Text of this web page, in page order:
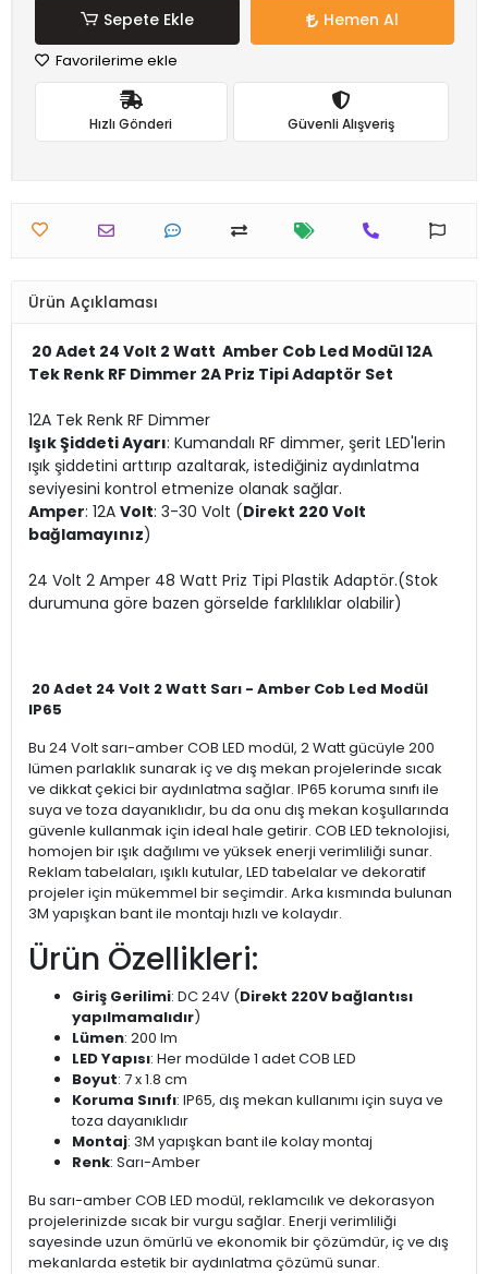
Sepete Ekle Hemen Al
Favorilerime ekle
Hızlı Gönderi Güvenli Alışveriş
Ürün Açıklaması
20 Adet 24 Volt 2 Watt Amber Cob Led Modül 12A
Tek Renk RF Dimmer 2A Priz Tipi Adaptör Set
12A Tek Renk RF Dimmer
Işık Şiddeti Ayarı: Kumandalı RF dimmer, şerit LED'lerin
ışık şiddetini arttırıp azaltarak, istediğiniz aydınlatma
seviyesini kontrol etmenize olanak sağlar.
Amper: 12A Volt: 3-30 Volt (Direkt 220 Volt
bağlamayınız)
24 Volt 2 Amper 48 Watt Priz Tipi Plastik Adaptör.(Stok
durumuna göre bazen görselde farklılıklar olabilir)
20 Adet 24 Volt 2 Watt Sarı - Amber Cob Led Modül
IP65
Bu 24 Volt sarı-amber COB LED modül, 2 Watt gücüyle 200
lümen parlaklık sunarak iç ve dış mekan projelerinde sıcak
ve dikkat çekici bir aydınlatma sağlar. IP65 koruma sınıfı ile
suya ve toza dayanıklıdır, bu da onu dış mekan koşullarında
güvenle kullanmak için ideal hale getirir. COB LED teknolojisi,
homojen bir ışık dağılımı ve yüksek enerji verimliliği sunar.
Reklam tabelaları, ışıklı kutular, LED tabelalar ve dekoratif
projeler için mükemmel bir seçimdir. Arka kısmında bulunan
3M yapışkan bant ile montajı hızlı ve kolaydır.
Ürün Özellikleri:
Giriş Gerilimi: DC 24V (Direkt 220V bağlantısı
yapılmamalıdır)
Lümen: 200 lm
LED Yapısı: Her modülde 1 adet COB LED
Boyut: 7 x 1.8 cm
Koruma Sınıfı: IP65, dış mekan kullanımı için suya ve
toza dayanıklıdır
Montaj: 3M yapışkan bant ile kolay montaj
Renk: Sarı-Amber
Bu sarı-amber COB LED modül, reklamcılık ve dekorasyon
projelerinizde sıcak bir vurgu sağlar. Enerji verimliliği
sayesinde uzun ömürlü ve ekonomik bir çözümdür, iç ve dış
mekanlarda estetik bir aydınlatma çözümü sunar.